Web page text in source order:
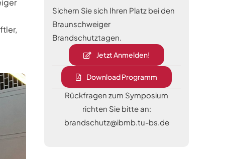
Sichern Sie sich Ihren Platz bei den
Braunschweiger
Brandschutztagen.
Jetzt Anmelden!
Download Programm
Rückfragen zum Symposium
richten Sie bitte an:
brandschutz@ibmb.tu-bs.de